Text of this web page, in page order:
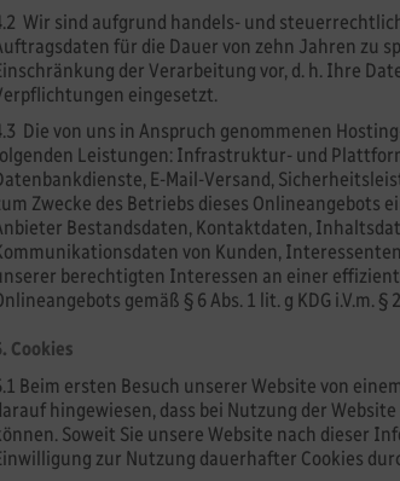
Wir sind aufgrund handels- und
für die Dauer von zehn Jahren zu
der Verarbeitung vor, d. h. Ihre
eingesetzt.
Die von uns in Anspruch genommenen
Leistungen: Infrastruktur- und
E-Mail-Versand,
Zwecke des Betriebs dieses Onlineangebots
Bestandsdaten, Kontaktdaten,
von Kunden,
berechtigten Interessen an einer
gemäß § 6 Abs. 1 lit. g KDG i.V.m. §
Cookies
Beim ersten Besuch unserer Website von
hingewiesen, dass bei Nutzung der
Soweit Sie unsere Website nach dieser
zur Nutzung dauerhafter Cookies